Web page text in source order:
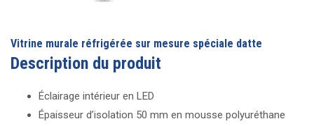
Vitrine murale réfrigérée sur mesure spéciale datte
Description du produit
Éclairage intérieur en LED
Épaisseur d’isolation 50 mm en mousse polyuréthane